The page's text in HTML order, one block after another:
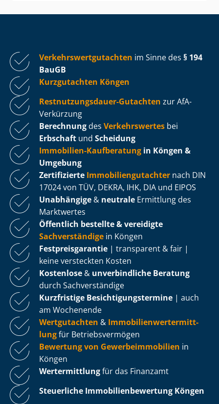
Ver­kehrs­wert­gut­ach­ten im Sinne des § 194
BauGB
Kurzgutachten Köngen
Rest­nut­zungs­dau­er-Gutachten zur AfA-
Verkürzung
Berechnung des Verkehrswertes bei
Erbschaft und Scheidung
Immobilien-Kaufberatung in Köngen &
Umgebung
Zertifizierte Im­mo­bi­li­en­gut­ach­ter nach DIN
17024 von TÜV, DEKRA, IHK, DIA und EIPOS
Unabhängige & neutrale Ermittlung des
Marktwertes
Öffentlich bestellte & vereidigte
Sachverständige in Köngen
Fest­preis­ga­ran­tie | transparent & fair |
keine versteckten Kosten
Kostenlose & unverbindliche Beratung
durch Sachverständige
Kurzfristige Be­sich­ti­gungs­ter­mi­ne | auch
am Wochenende
Wertgutachten & Im­mo­bi­li­en­wert­ermitt­
lungfür Be­triebs­ver­mö­gen
Bewertung von Ge­wer­be­im­mo­bi­li­en in
Köngen
Wertermittlungfür das Finanzamt
Steuerliche Im­mo­bi­li­en­be­wer­tung Köngen